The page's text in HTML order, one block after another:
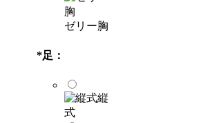
ゼリー胸
*足：
縦
式